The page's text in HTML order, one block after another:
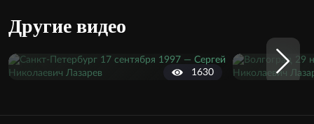
Другие видео
1630